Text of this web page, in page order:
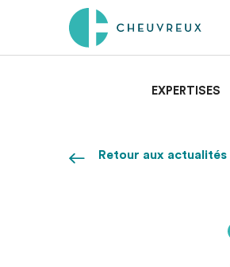
EXPERTISES
Retour aux actualités